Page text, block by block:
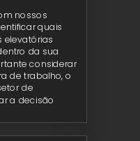
nossos
quais
elevatórias
da sua
considerar
de trabalho, o
de
a decisão